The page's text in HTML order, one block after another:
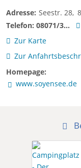
Adresse: Seestr. 28
Telefon: 08071/3...
Zur Karte
Zur
Homepage:
www.soyensee.de